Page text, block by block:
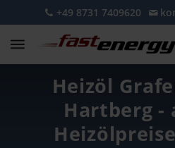
+49 8731 7409620
Heizöl
Hartberg -
Heizölpreise